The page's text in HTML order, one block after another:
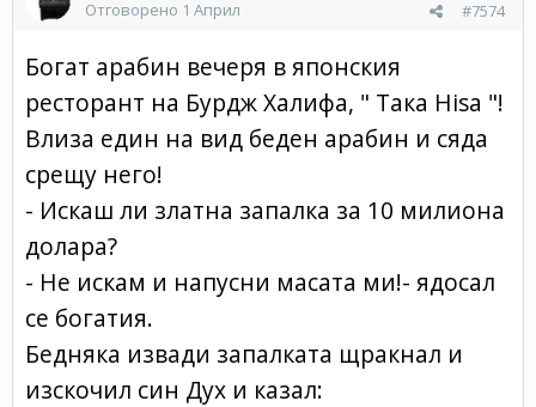
#7574
Отговорено 1 Април
Богат арабин вечеря в японския
ресторант на Бурдж Халифа, " Така Hisa "!
Влиза един на вид беден арабин и сяда
срещу него!
- Искаш ли златна запалка за 10 милиона
долара?
- Не искам и напусни масата ми!- ядосал
се богатия.
Бедняка извади запалката щракнал и
изскочил син Дух и казал: